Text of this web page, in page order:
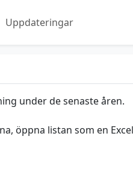
Uppdateringar
under de senaste åren.
öppna listan som en